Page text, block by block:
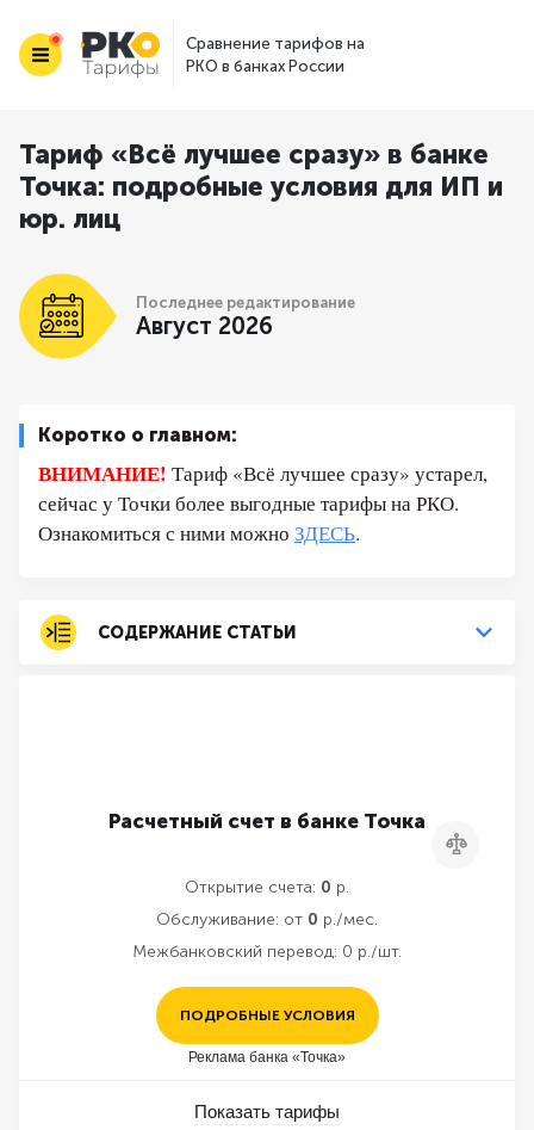
Сравнение тарифов на
РКО в банках России
Тариф «Всё лучшее сразу» в банке
Точка: подробные условия для ИП и
юр. лиц
Последнее редактирование
Август 2026
Коротко о главном:
ВНИМАНИЕ! Тариф «Всё лучшее сразу» устарел,
сейчас у Точки более выгодные тарифы на РКО.
Ознакомиться с ними можно ЗДЕСЬ.
СОДЕРЖАНИЕ СТАТЬИ
Расчетный счет в банке Точка
Сравнить
Открытие счета: 0 р.
Обслуживание: от 0 р./мес.
Межбанковский перевод: 0 р./шт.
ПОДРОБНЫЕ УСЛОВИЯ
Реклама банка «Точка»
Показать тарифы